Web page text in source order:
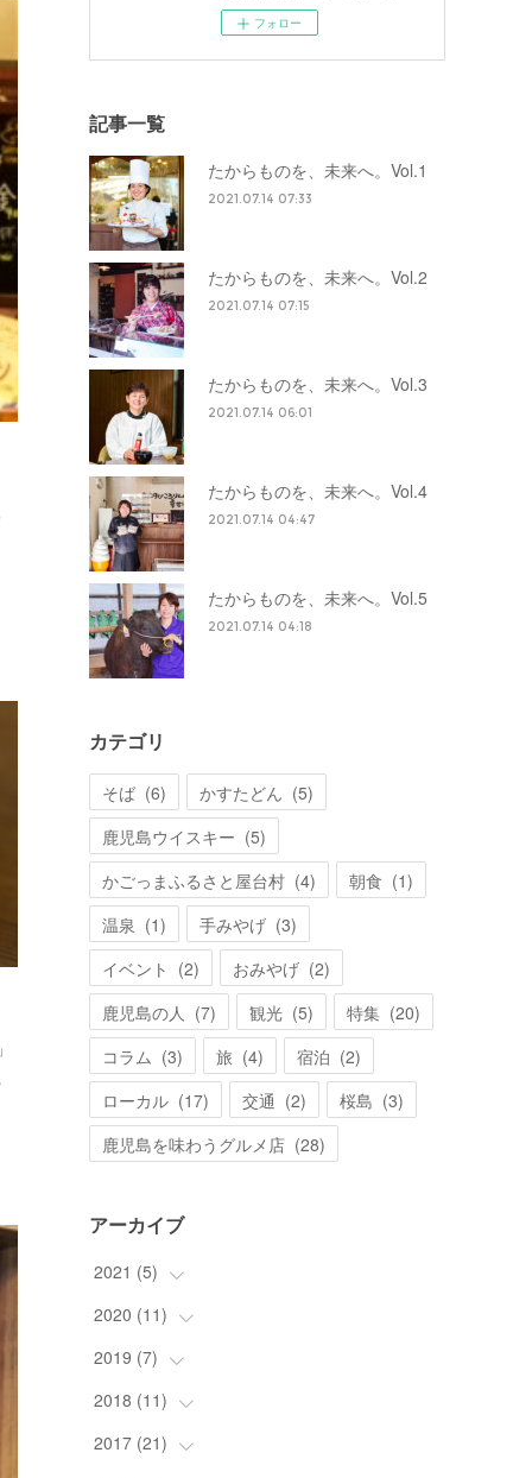
フォロー
記事一覧
たからものを、未来へ。Vol.1
2021.07.14 07:33
たからものを、未来へ。Vol.2
2021.07.14 07:15
たからものを、未来へ。Vol.3
2021.07.14 06:01
たからものを、未来へ。Vol.4
2021.07.14 04:47
たからものを、未来へ。Vol.5
2021.07.14 04:18
カテゴリ
そば (6) かすたどん (5)
鹿児島ウイスキー (5)
かごっまふるさと屋台村 (4) 朝食 (1)
温泉 (1) 手みやげ (3)
イベント (2) おみやげ (2)
鹿児島の人 (7) 観光 (5) 特集 (20)
コラム (3) 旅 (4) 宿泊 (2)
ローカル (17) 交通 (2) 桜島 (3)
鹿児島を味わうグルメ店 (28)
アーカイブ
2021 (5)
( 5)
2020 (11)
(11)
2019 (7)
( 6)
(1)
2018 (11)
(11
2017 (21)